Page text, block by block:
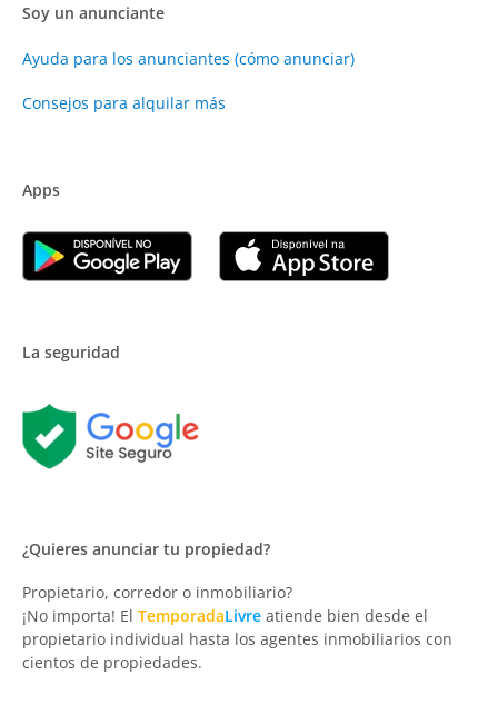
Soy un anunciante
Ayuda para los anunciantes (cómo anunciar)
Consejos para alquilar más
Apps
La seguridad
¿Quieres anunciar tu propiedad?
Propietario, corredor o inmobiliario?
¡No importa! El TemporadaLivre atiende bien desde el
propietario individual hasta los agentes inmobiliarios con
cientos de propiedades.